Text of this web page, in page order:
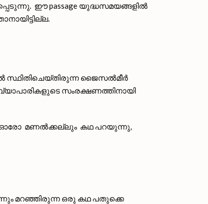
ഈ passage യുദ്ധസമയങ്ങളിൽ
സ്ഥിതിചെയ്തിരുന്ന ജൈസൽമീർ
സംരക്ഷണത്തിനായി
ഓരോ മണൽക്കല്ലും കഥ പറയുന്നു,
മറഞ്ഞിരുന്ന ഒരു കഥ പതുക്കെ